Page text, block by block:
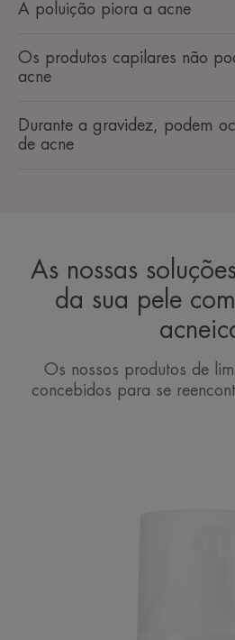
A poluição piora a acne
Os produtos capilares não
acne
Durante a gravidez, podem
de acne
As nossas
da sua pele
Os nossos produtos de
concebidos para se